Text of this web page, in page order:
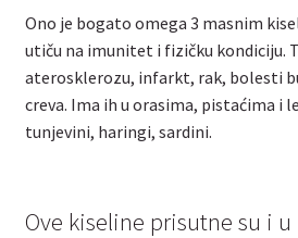
Ono je bogato omega 3 masnim
utiču na imunitet i fizičku kondiciju.
aterosklerozu, infarkt, rak, bolesti
creva. Ima ih u orasima, pistaćima i
tunjevini, haringi, sardini.
Ove kiseline prisutne su i